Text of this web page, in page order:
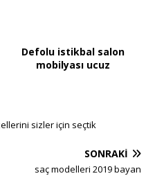
Defolu istikbal salon
mobilyası ucuz
sizler için seçtik
SONRAKI
saç modelleri 2019 bayan